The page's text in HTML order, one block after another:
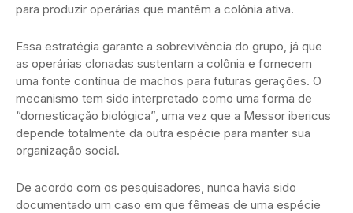
para produzir operárias que mantêm a colônia ativa.
Essa estratégia garante a sobrevivência do grupo, já que
as operárias clonadas sustentam a colônia e fornecem
uma fonte contínua de machos para futuras gerações. O
mecanismo tem sido interpretado como uma forma de
“domesticação biológica”, uma vez que a Messor ibericus
depende totalmente da outra espécie para manter sua
organização social.
De acordo com os pesquisadores, nunca havia sido
documentado um caso em que fêmeas de uma espécie